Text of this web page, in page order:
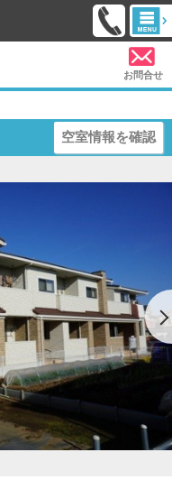
お問合せ
空室情報を確認